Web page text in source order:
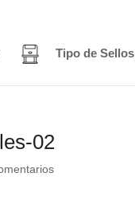
Tipo de Sellos
02